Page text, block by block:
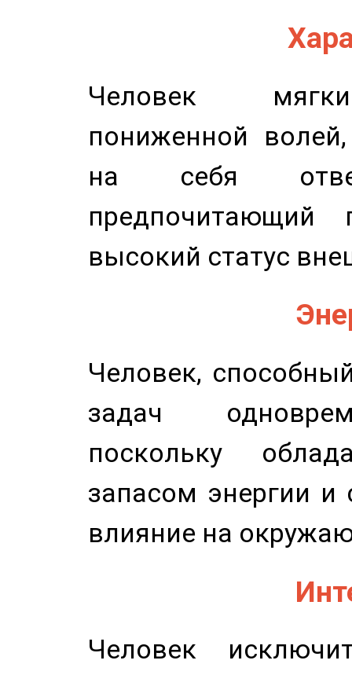
Человек
пониженной
на себя
предпочитающий
высокий статус
Человек,
задач
поскольку
запасом энергии и
влияние на
Человек